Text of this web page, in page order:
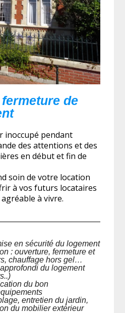
de
inoccupé pendant
des attentions et des
en début et fin de
soin de votre location
à vos futurs locataires
à vivre.
en sécurité du logement
: ouverture, fermeture et
chauffage hors gel…
du logement
du bon
entretien du jardin,
du mobilier extérieur